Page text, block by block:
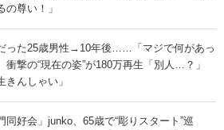
の尊い！」
った25歳男性→10年後……「マジで何があっ
撃の“現在の姿”が180万再生「別人…？」
きんしゃい」
同好会」junko、65歳で“彫りスタート”巡